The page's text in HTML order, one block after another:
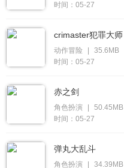
时间：05-27
crimaster犯罪大师
动作冒险
35.6MB
时间：05-27
赤之剑
角色扮演
50.45MB
时间：05-27
弹丸大乱斗
角色扮演
34.39MB